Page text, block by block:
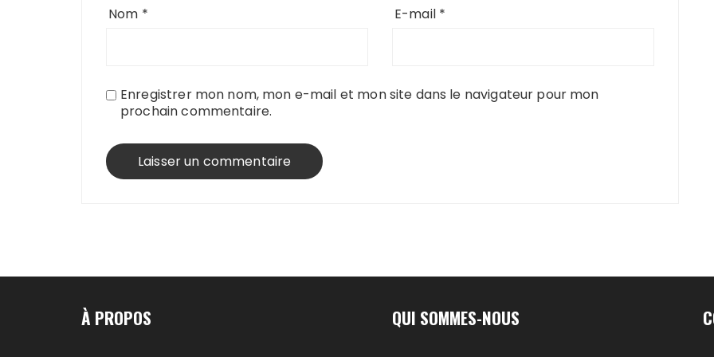
Nom * E-mail *
Enregistrer mon nom, mon e-mail et mon site dans le navigateur pour mon
prochain commentaire.
À PROPOS QUI SOMMES-NOUS